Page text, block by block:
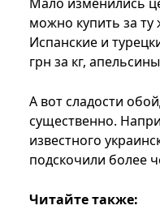
можно купить за ту
Испанские и
грн за кг,
А вот сладости
существенно.
известного
подскочили более
Читайте также: